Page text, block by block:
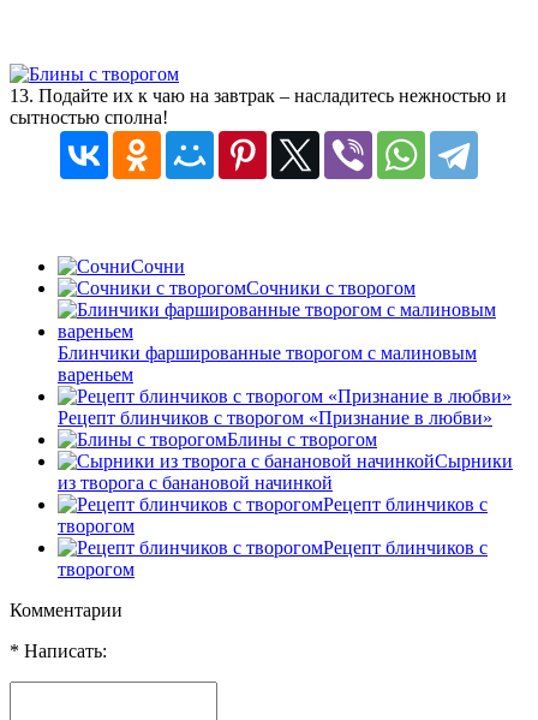
13. Подайте их к чаю на завтрак – насладитесь нежностью и
сытностью сполна!
Сочни
Cочники с творогом
Блинчики фаршированные творогом с малиновым
вареньем
Рецепт блинчиков с творогом «Признание в любви»
Блины с творогом
Сырники
из творога с банановой начинкой
Рецепт блинчиков с
творогом
Рецепт блинчиков с
творогом
Комментарии
* Написать: